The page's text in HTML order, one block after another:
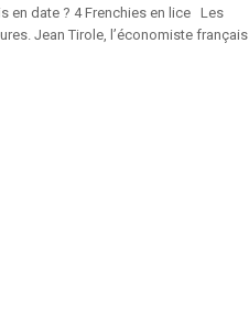
en date ? 4 Frenchies en lice Les
Jean Tirole, l’économiste français